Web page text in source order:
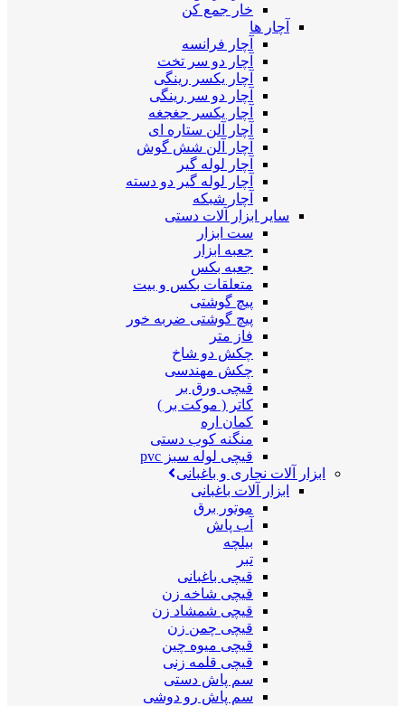
خار جمع کن
آچار ها
آچار فرانسه
آچار دو سر تخت
آچار یکسر رینگی
آچار دو سر رینگی
آچار یکسر جغجغه
آچار آلن ستاره ای
آچار آلن شش گوش
آچار لوله گیر
آچار لوله گیر دو دسته
آچار شبکه
سایر ابزار آلات دستی
ست ابزار
جعبه ابزار
جعبه بکس
متعلقات بکس و بیت
پیچ گوشتی
پیچ گوشتی ضربه خور
فاز متر
چکش دو شاخ
چکش مهندسی
قیچی ورق بر
کاتر ( موکت بر )
کمان اره
منگنه کوب دستی
قیچی لوله سبز pvc
ابزار آلات نجاری و باغبانی
ابزار آلات باغبانی
موتور برق
آب پاش
بیلچه
تبر
قیچی باغبانی
قیچی شاخه زن
قیچی شمشاد زن
قیچی چمن زن
قیچی میوه چین
قیچی قلمه زنی
سم پاش دستی
سم پاش رو دوشی